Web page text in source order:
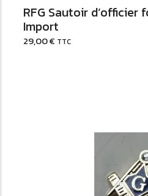
RFG Sautoir
Import
29,00€ TTC
Ajouter au